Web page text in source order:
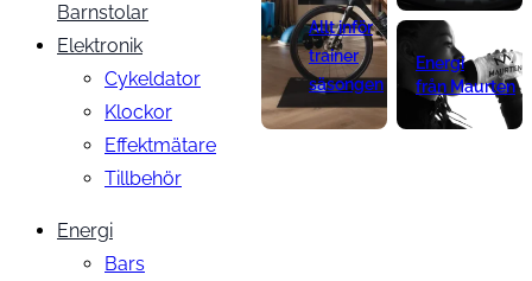
Barnstolar
Elektronik
Cykeldator
Klockor
Effektmätare
Tillbehör
Energi
Bars
Allt inför
trainer
säsongen
Energi
från Maurten